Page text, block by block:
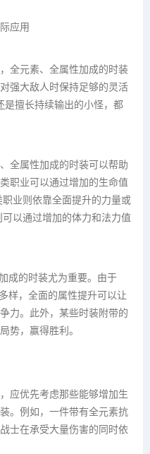
应用
元素、全属性加成的时装
强大敌人时保持足够的灵活
是擅长持续输出的小怪，都
属性加成的时装可以帮助
职业可以通过增加的生命值
业则依靠全面提升的力量或
以通过增加的体力和法力值
的时装尤为重要。由于
样，全面的属性提升可以让
力。此外，某些时装附带的
势，赢得胜利。
优先考虑那些能够增加生
。例如，一件带有全元素抗
士在承受大量伤害的同时依